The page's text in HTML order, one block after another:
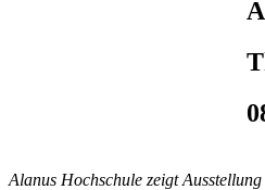
Alanus Hochschule zeigt